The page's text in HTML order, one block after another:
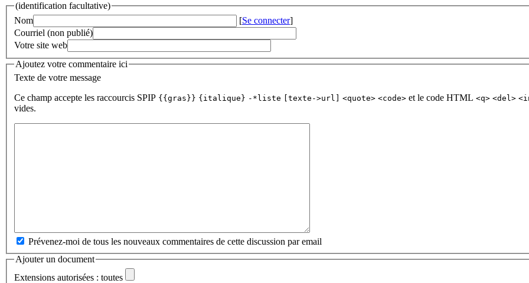
(identification facultative)
Nom
[Se connecter]
Courriel (non publié)
Votre site web
Ajoutez votre commentaire ici
Texte de votre message
Ce champ accepte les raccourcis SPIP {{gras}} {italique} -*liste [texte->url] <quote> <code> et le code HTML <q> <del>
vides.
Prévenez-moi de tous les nouveaux commentaires de cette discussion par email
Ajouter un document
Extensions autorisées : toutes